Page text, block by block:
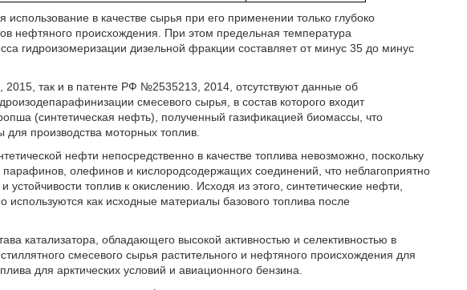
использование в качестве сырья при его применении только глубоко
нефтяного происхождения. При этом предельная температура
гидроизомеризации дизельной фракции составляет от минус 35 до минус
так и в патенте РФ №2535213, 2014, отсутствуют данные об
смесевого сырья, в состав которого входит
(синтетическая нефть), полученный газификацией биомассы, что
производства моторных топлив.
нефти непосредственно в качестве топлива невозможно, поскольку
олефинов и кислородсодержащих соединений, что неблагоприятно
устойчивости топлив к окислению. Исходя из этого, синтетические нефти,
как исходные материалы базового топлива после
катализатора, обладающего высокой активностью и селективностью в
смесевого сырья растительного и нефтяного происхождения для
для арктических условий и авиационного бензина.